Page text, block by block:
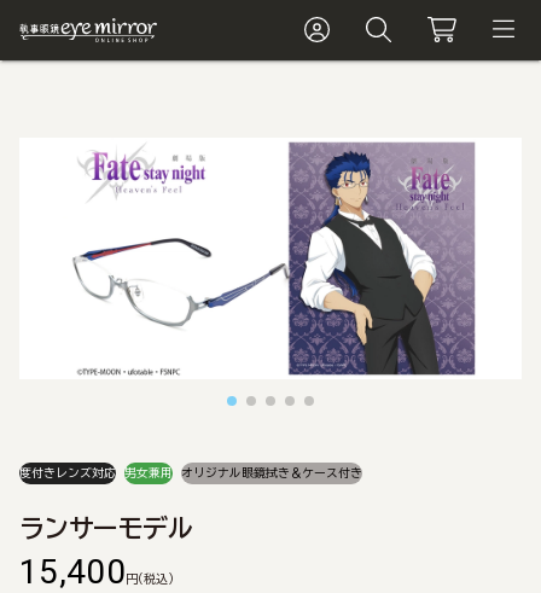
度付きレンズ対応 男女兼用 オリジナル眼鏡拭き＆ケース付き
ランサーモデル
15,400 円 (税込)